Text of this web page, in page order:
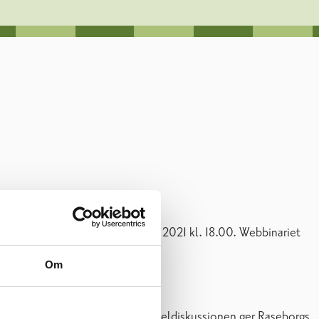
Om
tisdagen den 20 april 2021 kl. 18.00. Webbinariet
kustbanans framtid?